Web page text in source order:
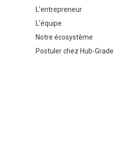
L'entrepreneur
L'équipe
Notre écosystème
Postuler chez Hub-Grade